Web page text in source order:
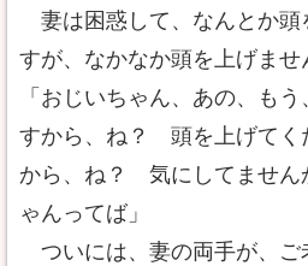
妻は困惑して、なんとか頭
すが、なかなか頭を上げませ
「おじいちゃん、あの、も
すから、ね？ 頭を上げてく
から、ね？ 気にしてません
ゃんってば」
ついには、妻の両手が、ご